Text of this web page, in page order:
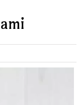
Desery